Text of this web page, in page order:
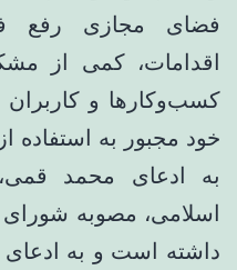
فضای مجازی رفع
اقدامات، کمی از
کسب‌وکارها و کاربران
خود مجبور به استفاده
به ادعای محمد
داشته است و به ادعای